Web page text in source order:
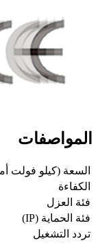
المواصفات
السعة (كيلو فولت
الكفاءة
فئة العزل
فئة الحماية (IP)
تردد التشغيل